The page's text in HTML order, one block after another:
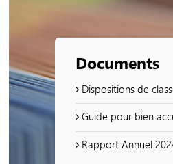
Documents
Dispositions de classement de la
Guide pour bien
Rapport Annuel 2024 - Service public de